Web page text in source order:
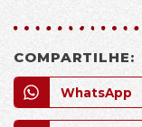
COMPARTILHE:
WhatsApp